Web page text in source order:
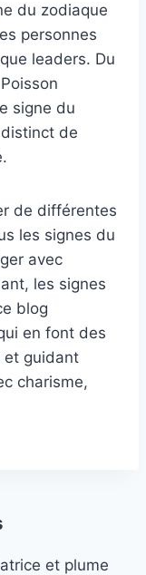
du zodiaque
personnes
leaders. Du
signe du
de
de différentes
les signes du
avec
les signes
blog
en font des
et guidant
charisme,
et plume